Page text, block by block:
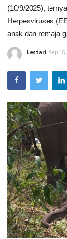
PSPS PEKANBARU
LIFESTYLE
INDEKS
HEALTHY
(10/9/2025),
Herpesviruses
anak dan remaja
Lestari Sep